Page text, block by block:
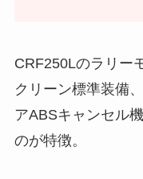
CRF250Lのラリー
クリーン標準装備
アABSキャンセル
のが特徴。